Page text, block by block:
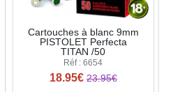
Cartouches à blanc 9mm
PISTOLET Perfecta
TITAN /50
Réf : 6654
18.95€ 23.95€